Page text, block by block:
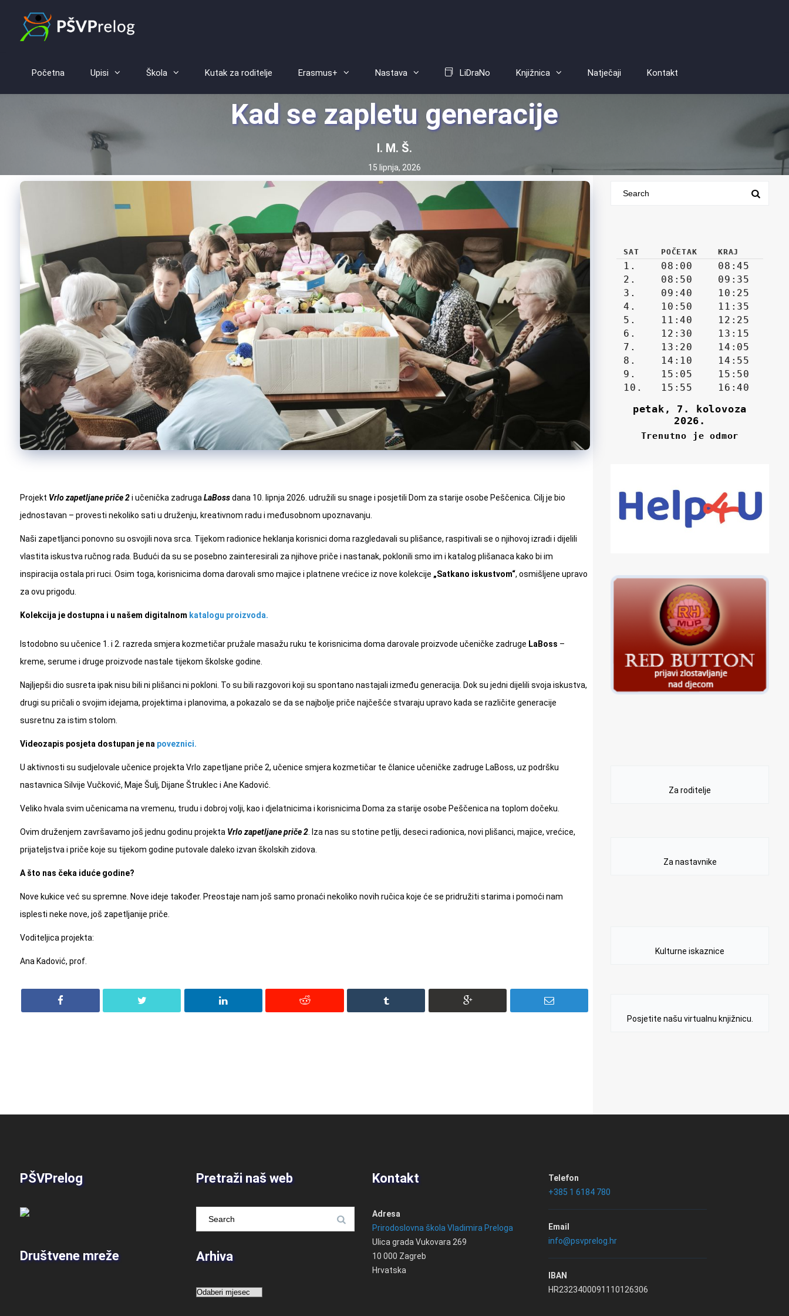
Početna Upisi Škola Kutak za roditelje Erasmus+ Nastava LiDraNo Knjižnica Natječaji Kontakt
Kad se zapletu generacije
I. M. Š.
15 lipnja, 2026
Projekt Vrlo zapetljane priče 2i učenička zadruga LaBossdana 10. lipnja 2026. udružili su snage i posjetili Dom za starije osobe Peščenica. Cilj je bio
jednostavan – provesti nekoliko sati u druženju, kreativnom radu i međusobnom upoznavanju.
Naši zapetljanci ponovno su osvojili nova srca. Tijekom radionice heklanja korisnici doma razgledavali su plišance, raspitivali se o njihovoj izradi i dijelili
vlastita iskustva ručnog rada. Budući da su se posebno zainteresirali za njihove priče i nastanak, poklonili smo im i katalog plišanaca kako bi im
inspiracija ostala pri ruci. Osim toga, korisnicima doma darovali smo majice i platnene vrećice iz nove kolekcije „Satkano iskustvom“, osmišljene upravo
za ovu prigodu.
Kolekcija je dostupna i u našem digitalnom katalogu proizvoda.
Istodobno su učenice 1. i 2. razreda smjera kozmetičar pružale masažu ruku te korisnicima doma darovale proizvode učeničke zadruge LaBoss –
kreme, serume i druge proizvode nastale tijekom školske godine.
Najljepši dio susreta ipak nisu bili ni plišanci ni pokloni. To su bili razgovori koji su spontano nastajali između generacija. Dok su jedni dijelili svoja iskustva,
drugi su pričali o svojim idejama, projektima i planovima, a pokazalo se da se najbolje priče najčešće stvaraju upravo kada se različite generacije
susretnu za istim stolom.
Videozapis posjeta dostupan je na poveznici.
U aktivnosti su sudjelovale učenice projekta Vrlo zapetljane priče 2, učenice smjera kozmetičar te članice učeničke zadruge LaBoss, uz podršku
nastavnica Silvije Vučković, Maje Šulj, Dijane Štruklec i Ane Kadović.
Veliko hvala svim učenicama na vremenu, trudu i dobroj volji, kao i djelatnicima i korisnicima Doma za starije osobe Peščenica na toplom dočeku.
Ovim druženjem završavamo još jednu godinu projekta Vrlo zapetljane priče 2. Iza nas su stotine petlji, deseci radionica, novi plišanci, majice, vrećice,
prijateljstva i priče koje su tijekom godine putovale daleko izvan školskih zidova.
A što nas čeka iduće godine?
Nove kukice već su spremne. Nove ideje također. Preostaje nam još samo pronaći nekoliko novih ručica koje će se pridružiti starima i pomoći nam
isplesti neke nove, još zapetljanije priče.
Voditeljica projekta:
Ana Kadović, prof.
Za roditelje
Za nastavnike
Kulturne iskaznice
Posjetite našu virtualnu knjižnicu.
PŠVPrelog
Društvene mreže
Pretraži naš web
Arhiva
Arhiva
Kontakt
Adresa
Prirodoslovna škola Vladimira Preloga
Ulica grada Vukovara 269
10 000 Zagreb
Hrvatska
Telefon
+385 1 6184 780
Email
info@psvprelog.hr
IBAN
HR2323400091110126306